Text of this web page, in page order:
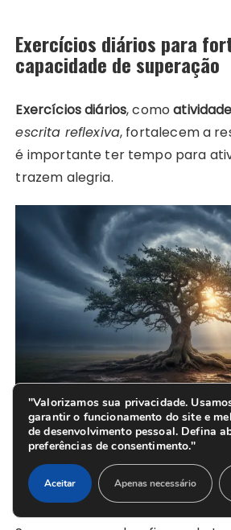
Exercícios diários para
capacidade de superação
Exercícios diários, como
escrita reflexiva, fortalecem a
é importante ter tempo para
trazem alegria.
O Impacto Social da
Transformando Dor
Próximo
"Valorizamos sua privacidade.
garantir o funcionamento do site e
de desenvolvimento pessoal. Defina
preferências de consentimento."
Aceitar Apenas necessário